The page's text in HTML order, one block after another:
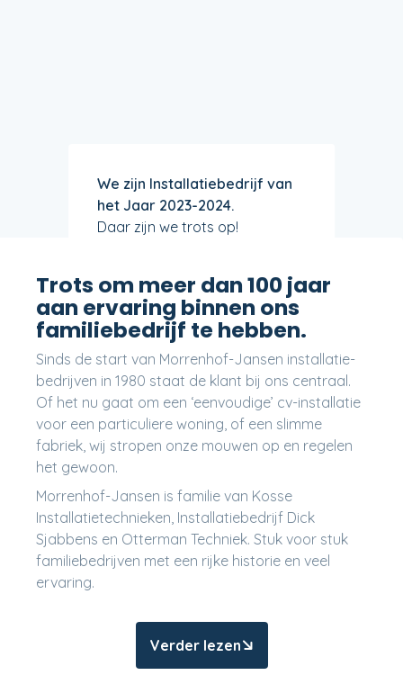
We zijn Installatiebedrijf van
het Jaar 2023-2024.
Daar zijn we trots op!
Trots om meer dan 100 jaar
aan ervaring binnen ons
familiebedrijf te hebben.
Sinds de start van Morrenhof-Jansen installatie-
bedrijven in 1980 staat de klant bij ons centraal.
Of het nu gaat om een ‘eenvoudige’ cv-installatie
voor een particuliere woning, of een slimme
fabriek, wij stropen onze mouwen op en regelen
het gewoon.
Morrenhof-Jansen is familie van Kosse
Installatietechnieken, Installatiebedrijf Dick
Sjabbens en Otterman Techniek. Stuk voor stuk
familiebedrijven met een rijke historie en veel
ervaring.
Verder lezen